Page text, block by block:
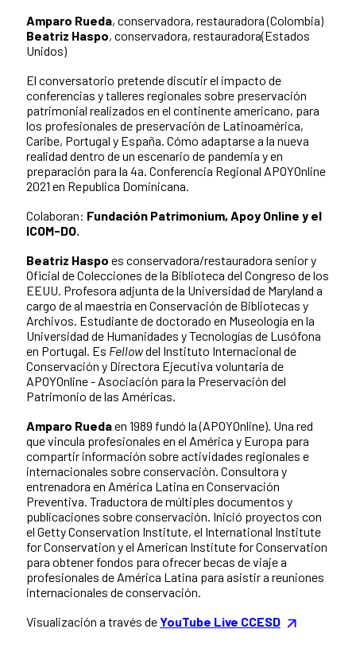
Amparo Rueda, conservadora, restauradora (Colombia)
Beatriz Haspo, conservadora, restauradora(Estados
Unidos)
El conversatorio pretende discutir el impacto de
conferencias y talleres regionales sobre preservación
patrimonial realizados en el continente americano, para
los profesionales de preservación de Latinoamérica,
Caribe, Portugal y España. Cómo adaptarse a la nueva
realidad dentro de un escenario de pandemia y en
preparación para la 4a. Conferencia Regional APOYOnline
2021 en Republica Dominicana.
Colaboran: Fundación Patrimonium, Apoy Online y el
ICOM-DO.
Beatriz Haspo es conservadora/restauradora senior y
Oficial de Colecciones de la Biblioteca del Congreso de los
EEUU. Profesora adjunta de la Universidad de Maryland a
cargo de al maestría en Conservación de Bibliotecas y
Archivos. Estudiante de doctorado en Museología en la
Universidad de Humanidades y Tecnologías de Lusófona
en Portugal. Es Fellowdel Instituto Internacional de
Conservación y Directora Ejecutiva voluntaria de
APOYOnline - Asociación para la Preservación del
Patrimonio de las Américas.
Amparo Ruedaen 1989 fundó la (APOYOnline). Una red
que vincula profesionales en el América y Europa para
compartir información sobre actividades regionales e
internacionales sobre conservación. Consultora y
entrenadora en América Latina en Conservación
Preventiva. Traductora de múltiples documentos y
publicaciones sobre conservación. Inició proyectos con
el Getty Conservation Institute, el International Institute
for Conservation y el American Institute for Conservation
para obtener fondos para ofrecer becas de viaje a
profesionales de América Latina para asistir a reuniones
internacionales de conservación.
Visualización a través deYouTube Live CCESD